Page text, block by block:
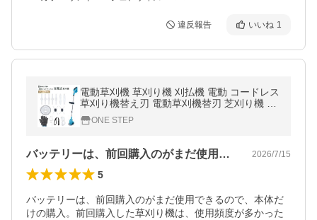
違反報告 いいね 1
電動草刈機 草刈り機 刈払機 電動 コードレス
草刈り機替え刃 電動草刈機替刃 芝刈り機 マ
キタバッテリー互換
ONE STEP
バッテリーは、前回購入のがまだ使用でき… 2026/7/15
5
バッテリーは、前回購入のがまだ使用できるので、本体だ
けの購入。前回購入した草刈り機は、使用頻度が多かった